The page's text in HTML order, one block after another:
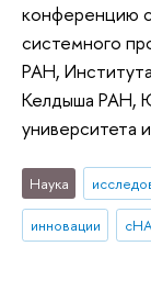
конференцию
системного
РАН,
Келдыша РАН,
университета
Наука
инновации